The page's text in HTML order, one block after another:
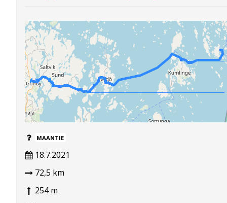
MAANTIE
18.7.2021
72,5 km
254 m